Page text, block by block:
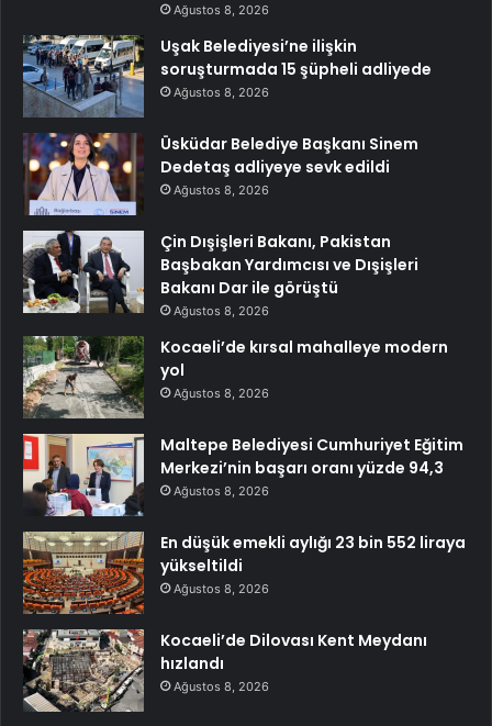
Ağustos 8, 2026
Uşak Belediyesi’ne ilişkin
soruşturmada 15 şüpheli adliyede
Ağustos 8, 2026
Üsküdar Belediye Başkanı Sinem
Dedetaş adliyeye sevk edildi
Ağustos 8, 2026
Çin Dışişleri Bakanı, Pakistan
Başbakan Yardımcısı ve Dışişleri
Bakanı Dar ile görüştü
Ağustos 8, 2026
Kocaeli’de kırsal mahalleye modern
yol
Ağustos 8, 2026
Maltepe Belediyesi Cumhuriyet Eğitim
Merkezi’nin başarı oranı yüzde 94,3
Ağustos 8, 2026
En düşük emekli aylığı 23 bin 552 liraya
yükseltildi
Ağustos 8, 2026
Kocaeli’de Dilovası Kent Meydanı
hızlandı
Ağustos 8, 2026